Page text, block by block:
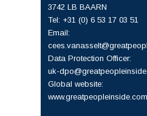
3742 LB BAARN
Tel: +31 (0) 6 53 17 03 51
Email:
Data Protection Officer:
uk-
Global website:
www.greatpeopleinside.com